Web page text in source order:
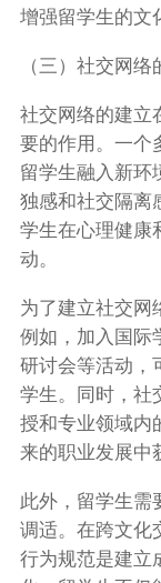
增强留学生的文
（三）社交网
社交网络的建立
要的作用。一个
留学生融入新环
独感和社交隔离
学生在心理健康
动。
为了建立社交网
例如，加入国际
研讨会等活动，
学生。同时，社
授和专业领域内
来的职业发展中
此外，留学生需
调适。在跨文化
行为规范是建立